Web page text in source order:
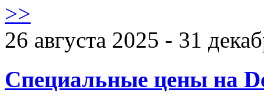
>>
26 августа 2025 - 31
Специальные цены на